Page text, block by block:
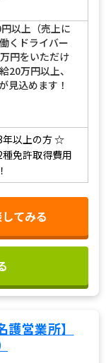
以上（売上に
くドライバー
円をいただけ
20万円以上、
見込めます！
以上の方☆
免許取得費用
てみる
営業所】